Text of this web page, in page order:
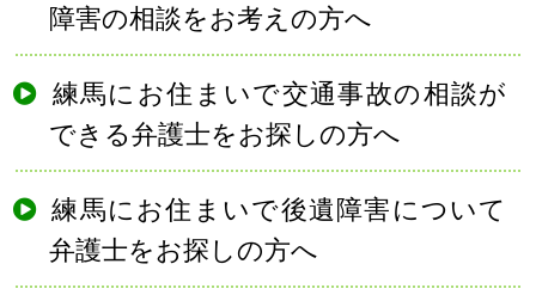
障害の相談をお考えの方へ
練馬にお住まいで交通事故の相談が
できる弁護士をお探しの方へ
練馬にお住まいで後遺障害について
弁護士をお探しの方へ